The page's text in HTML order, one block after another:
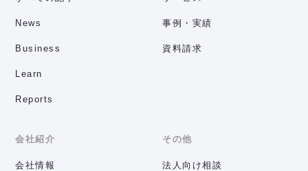
News
Business
Learn
Reports
事例・実績
資料請求
会社紹介
会社情報
その他
法人向け相談